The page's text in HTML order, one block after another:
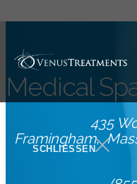
SCHLIESSEN
Medical
435
Framingham